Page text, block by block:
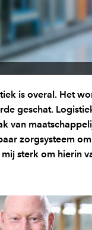
is overal. Het
geschat.
van
zorgsysteem
sterk om hierin